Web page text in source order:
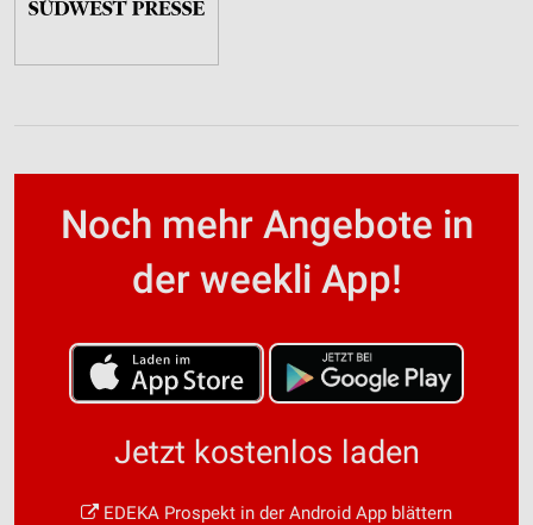
Noch mehr Angebote in
der weekli App!
Jetzt kostenlos laden
EDEKA Prospekt in der Android App blättern